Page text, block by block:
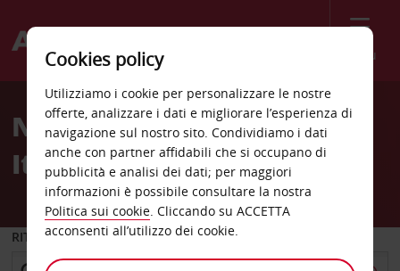
Menù
Noleggio Sola Andata in
Italia ed Europa
RITIRO DA
Cookies policy
Utilizziamo i cookie per personalizzare le nostre
offerte, analizzare i dati e migliorare l’esperienza di
navigazione sul nostro sito. Condividiamo i dati
anche con partner affidabili che si occupano di
pubblicità e analisi dei dati; per maggiori
informazioni è possibile consultare la nostra
Politica sui cookie. Cliccando su ACCETTA
acconsenti all’utilizzo dei cookie.